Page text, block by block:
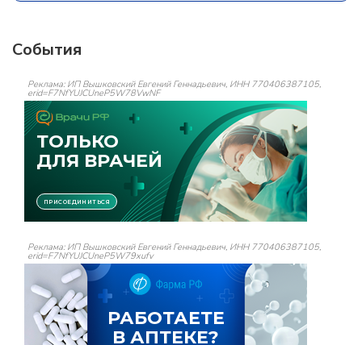
События
Реклама: ИП Вышковский Евгений Геннадьевич, ИНН 770406387105,
erid=F7NfYUJCUneP5W78VwNF
Реклама: ИП Вышковский Евгений Геннадьевич, ИНН 770406387105,
erid=F7NfYUJCUneP5W79xufv